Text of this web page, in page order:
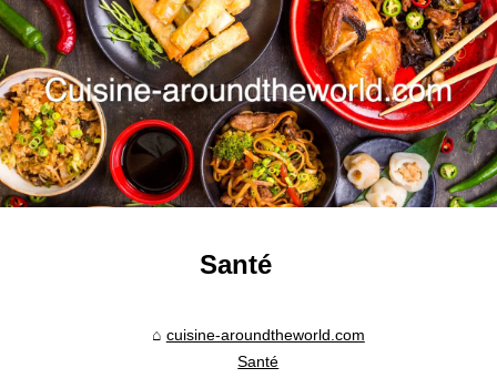
Santé
cuisine-aroundtheworld.com
Santé